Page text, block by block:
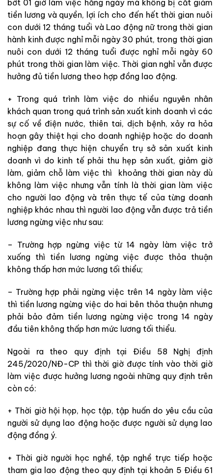
bớt 01 giờ làm việc hằng ngày mà không bị cắt giảm
tiền lương và quyền, lợi ích cho đến hết thời gian nuôi
con dưới 12 tháng tuổi và Lao động nữ trong thời gian
hành kinh được nghỉ mỗi ngày 30 phút, trong thời gian
nuôi con dưới 12 tháng tuổi được nghỉ mỗi ngày 60
phút trong thời gian làm việc. Thời gian nghỉ vẫn được
hưởng đủ tiền lương theo hợp đồng lao động.
+ Trong quá trình làm việc do nhiều nguyên nhân
khách quan trong quá trình sản xuất kinh doanh vì các
sự cố về điện nước, thiên tai, dịch bệnh, xảy ra hỏa
hoạn gây thiệt hại cho doanh nghiệp hoặc do doanh
nghiệp đang thực hiện chuyển trụ sở sản xuất kinh
doanh vì do kinh tế phải thu hẹp sản xuất, giảm giờ
làm, giảm chỗ làm việc thì khoảng thời gian này dù
không làm việc nhưng vẫn tính là thời gian làm việc
cho người lao động và trên thực tế của từng doanh
nghiệp khác nhau thì người lao động vẫn được trả tiền
lương ngừng việc như sau:
– Trường hợp ngừng việc từ 14 ngày làm việc trở
xuống thì tiền lương ngừng việc được thỏa thuận
không thấp hơn mức lương tối thiểu;
– Trường hợp phải ngừng việc trên 14 ngày làm việc
thì tiền lương ngừng việc do hai bên thỏa thuận nhưng
phải bảo đảm tiền lương ngừng việc trong 14 ngày
đầu tiên không thấp hơn mức lương tối thiểu.
Ngoài ra theo quy định tại Điều 58 Nghị định
245/2020/NĐ-CP thì thời giờ được tính vào thời giờ
làm việc được hưởng lương ngoài những quy định trên
còn có:
+ Thời giờ hội họp, học tập, tập huấn do yêu cầu của
người sử dụng lao động hoặc được người sử dụng lao
động đồng ý.
+ Thời giờ người học nghề, tập nghề trực tiếp hoặc
tham gia lao động theo quy định tại khoản 5 Điều 61